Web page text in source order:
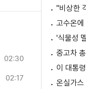
02:30
02:17